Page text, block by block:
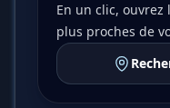
En un clic,
plus proches de